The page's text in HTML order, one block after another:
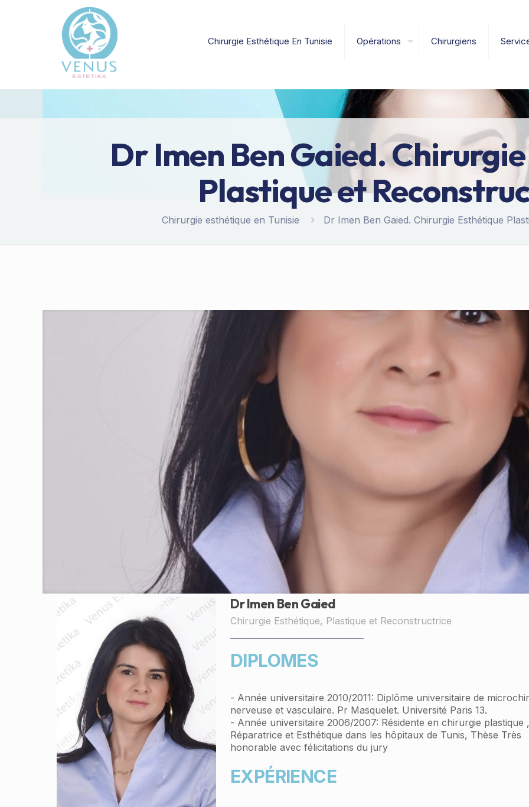
Chirurgie Esthétique En Tunisie Opérations Chirurgiens
Dr Imen Ben Gaied.
Plastique et
Chirurgie esthétique en Tunisie Dr Imen Ben Gaied. Chirurgie Esthétique
Dr Imen Ben Gaied
Chirurgie Esthétique, Plastique et Reconstructrice
DIPLOMES
- Année universitaire 2010/2011: Diplôme universitaire de
nerveuse et vasculaire. Pr Masquelet. Université Paris 13.
- Année universitaire 2006/2007: Résidente en chirurgie plastique ,
Réparatrice et Esthétique dans les hôpitaux de Tunis, Thèse Très
honorable avec félicitations du jury
EXPÉRIENCE